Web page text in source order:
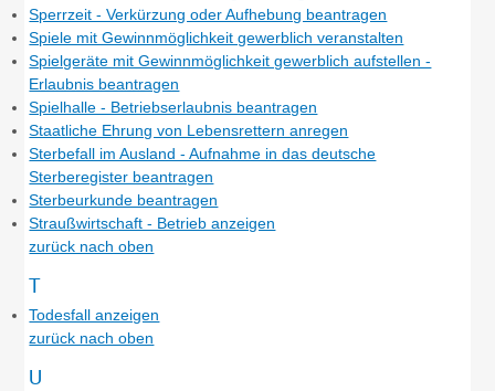
Sperrzeit - Verkürzung oder Aufhebung beantragen
Spiele mit Gewinnmöglichkeit gewerblich veranstalten
Spielgeräte mit Gewinnmöglichkeit gewerblich aufstellen -
Erlaubnis beantragen
Spielhalle - Betriebserlaubnis beantragen
Staatliche Ehrung von Lebensrettern anregen
Sterbefall im Ausland - Aufnahme in das deutsche
Sterberegister beantragen
Sterbeurkunde beantragen
Straußwirtschaft - Betrieb anzeigen
zurück nach oben
T
Todesfall anzeigen
zurück nach oben
U